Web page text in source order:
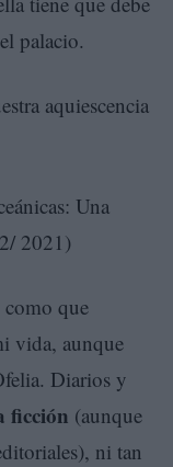
palacio.
aquiescencia
Una
2021)
como que
vida, aunque
Diarios y
ficción (aunque
ni tan